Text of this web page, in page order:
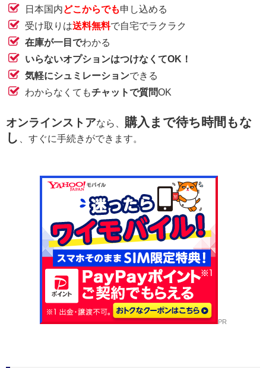
日本国内どこからでも申し込める
受け取りは送料無料で自宅でラクラク
在庫が一目でわかる
いらないオプションはつけなくてOK！
気軽にシュミレーションできる
わからなくてもチャットで質問OK
オンラインストアなら、 購入まで待ち時間もな
し
、すぐに手続きができます。
PR